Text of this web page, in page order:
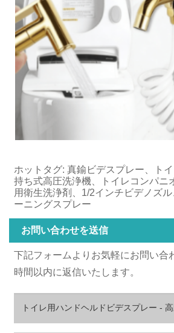
ホットタグ: 真鍮ビデスプレー、ト
持ち式高圧洗浄機、トイレコンパニ
用衛生洗浄剤、1/2インチビデノズ
ーニングスプレー
お問い合わせを送信
下記フォームよりお気軽にお問い合
時間以内に返信いたします。